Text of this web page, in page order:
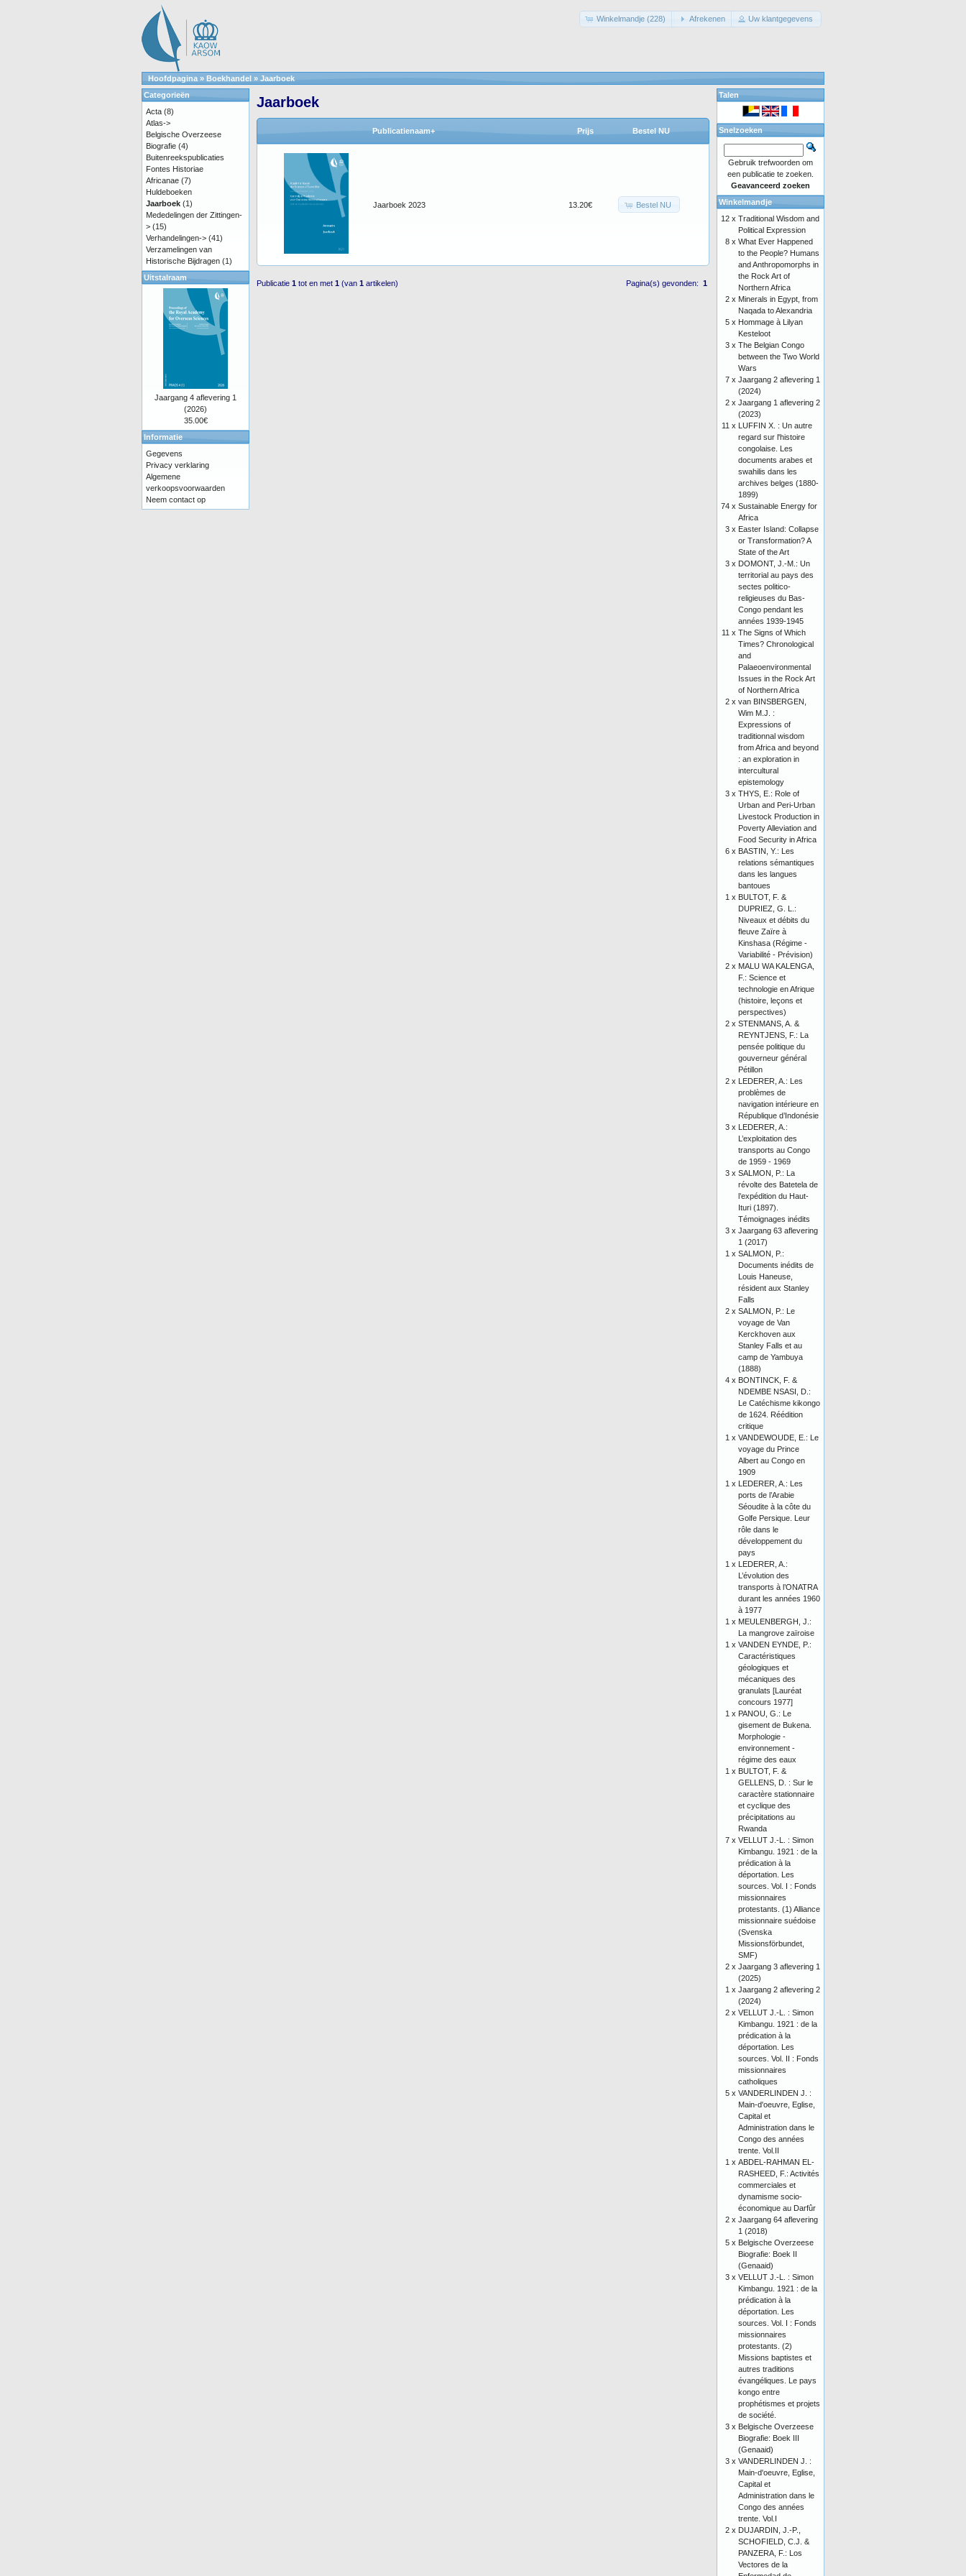
Winkelmandje (228) Afrekenen Uw klantgegevens
Hoofdpagina » Boekhandel » Jaarboek
Jaarboek
Publicatienaam+ Prijs Bestel NU
Jaarboek 2023 13.20€ Bestel NU
Pagina(s) gevonden: 1
Publicatie 1 tot en met 1 (van 1 artikelen)
Categorieën
Acta (8)
Atlas->
Belgische Overzeese
Biografie (4)
Buitenreekspublicaties
Fontes Historiae
Africanae (7)
Huldeboeken
Jaarboek (1)
Mededelingen der Zittingen-
> (15)
Verhandelingen-> (41)
Verzamelingen van
Historische Bijdragen (1)
Uitstalraam
Jaargang 4 aflevering 1
(2026)
35.00€
Informatie
Gegevens
Privacy verklaring
Algemene
verkoopsvoorwaarden
Neem contact op
Talen
Snelzoeken
Gebruik trefwoorden om
een publicatie te zoeken.
Geavanceerd zoeken
Winkelmandje
12 x Traditional Wisdom and
Political Expression
8 x What Ever Happened
to the People? Humans
and Anthropomorphs in
the Rock Art of
Northern Africa
2 x Minerals in Egypt, from
Naqada to Alexandria
5 x Hommage à Lilyan
Kesteloot
3 x The Belgian Congo
between the Two World
Wars
7 x Jaargang 2 aflevering 1
(2024)
2 x Jaargang 1 aflevering 2
(2023)
11 x LUFFIN X. : Un autre
regard sur l'histoire
congolaise. Les
documents arabes et
swahilis dans les
archives belges (1880-
1899)
74 x Sustainable Energy for
Africa
3 x Easter Island: Collapse
or Transformation? A
State of the Art
3 x DOMONT, J.-M.: Un
territorial au pays des
sectes politico-
religieuses du Bas-
Congo pendant les
années 1939-1945
11 x The Signs of Which
Times? Chronological
and
Palaeoenvironmental
Issues in the Rock Art
of Northern Africa
2 x van BINSBERGEN,
Wim M.J. :
Expressions of
traditionnal wisdom
from Africa and beyond
: an exploration in
intercultural
epistemology
3 x THYS, E.: Role of
Urban and Peri-Urban
Livestock Production in
Poverty Alleviation and
Food Security in Africa
6 x BASTIN, Y.: Les
relations sémantiques
dans les langues
bantoues
1 x BULTOT, F. &
DUPRIEZ, G. L.:
Niveaux et débits du
fleuve Zaïre à
Kinshasa (Régime -
Variabilité - Prévision)
2 x MALU WA KALENGA,
F.: Science et
technologie en Afrique
(histoire, leçons et
perspectives)
2 x STENMANS, A. &
REYNTJENS, F.: La
pensée politique du
gouverneur général
Pétillon
2 x LEDERER, A.: Les
problèmes de
navigation intérieure en
République d’Indonésie
3 x LEDERER, A.:
L’exploitation des
transports au Congo
de 1959 - 1969
3 x SALMON, P.: La
révolte des Batetela de
l’expédition du Haut-
Ituri (1897).
Témoignages inédits
3 x Jaargang 63 aflevering
1 (2017)
1 x SALMON, P.:
Documents inédits de
Louis Haneuse,
résident aux Stanley
Falls
2 x SALMON, P.: Le
voyage de Van
Kerckhoven aux
Stanley Falls et au
camp de Yambuya
(1888)
4 x BONTINCK, F. &
NDEMBE NSASI, D.:
Le Catéchisme kikongo
de 1624. Réédition
critique
1 x VANDEWOUDE, E.: Le
voyage du Prince
Albert au Congo en
1909
1 x LEDERER, A.: Les
ports de l’Arabie
Séoudite à la côte du
Golfe Persique. Leur
rôle dans le
développement du
pays
1 x LEDERER, A.:
L’évolution des
transports à l’ONATRA
durant les années 1960
à 1977
1 x MEULENBERGH, J.:
La mangrove zaïroise
1 x VANDEN EYNDE, P.:
Caractéristiques
géologiques et
mécaniques des
granulats [Lauréat
concours 1977]
1 x PANOU, G.: Le
gisement de Bukena.
Morphologie -
environnement -
régime des eaux
1 x BULTOT, F. &
GELLENS, D. : Sur le
caractère stationnaire
et cyclique des
précipitations au
Rwanda
7 x VELLUT J.-L. : Simon
Kimbangu. 1921 : de la
prédication à la
déportation. Les
sources. Vol. I : Fonds
missionnaires
protestants. (1) Alliance
missionnaire suédoise
(Svenska
Missionsförbundet,
SMF)
2 x Jaargang 3 aflevering 1
(2025)
1 x Jaargang 2 aflevering 2
(2024)
2 x VELLUT J.-L. : Simon
Kimbangu. 1921 : de la
prédication à la
déportation. Les
sources. Vol. II : Fonds
missionnaires
catholiques
5 x VANDERLINDEN J. :
Main-d'oeuvre, Eglise,
Capital et
Administration dans le
Congo des années
trente. Vol.II
1 x ABDEL-RAHMAN EL-
RASHEED, F.: Activités
commerciales et
dynamisme socio-
économique au Darfûr
2 x Jaargang 64 aflevering
1 (2018)
5 x Belgische Overzeese
Biografie: Boek II
(Genaaid)
3 x VELLUT J.-L. : Simon
Kimbangu. 1921 : de la
prédication à la
déportation. Les
sources. Vol. I : Fonds
missionnaires
protestants. (2)
Missions baptistes et
autres traditions
évangéliques. Le pays
kongo entre
prophétismes et projets
de société.
3 x Belgische Overzeese
Biografie: Boek III
(Genaaid)
3 x VANDERLINDEN J. :
Main-d'oeuvre, Eglise,
Capital et
Administration dans le
Congo des années
trente. Vol.I
2 x DUJARDIN, J.-P.,
SCHOFIELD, C.J. &
PANZERA, F.: Los
Vectores de la